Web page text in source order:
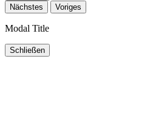
Nächstes
Voriges
Modal Title
Schließen